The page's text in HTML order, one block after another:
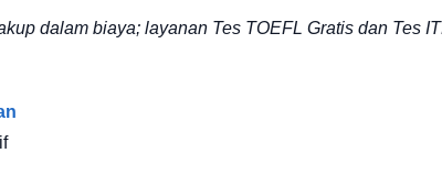
dalam biaya; layanan Tes TOEFL Gratis dan Tes